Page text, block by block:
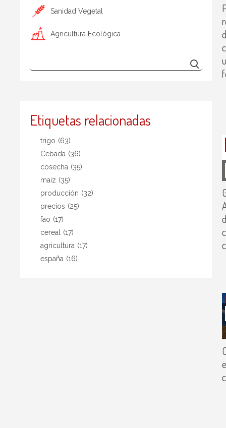
Sanidad Vegetal
Agricultura Ecológica
Etiquetas relacionadas
trigo (63)
Cebada (36)
cosecha (35)
maiz (35)
producción (32)
precios (25)
fao (17)
cereal
(17)
agricultura (17)
españa (16)